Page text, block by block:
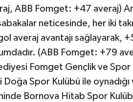
ABB Fomget: +47 averaj)
neticesinde, her iki
averaj avantajı sağlayarak,
(ABB Fomget: +79
Fomget Gençlik ve
Doğa Spor Kulübü ile
Bornova Hitab Spor